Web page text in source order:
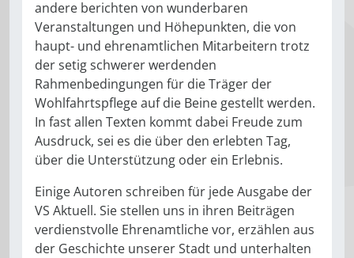
andere berichten von wunderbaren
Veranstaltungen und Höhepunkten, die von
haupt- und ehrenamtlichen Mitarbeitern trotz
der setig schwerer werdenden
Rahmenbedingungen für die Träger der
Wohlfahrtspflege auf die Beine gestellt werden.
In fast allen Texten kommt dabei Freude zum
Ausdruck, sei es die über den erlebten Tag,
über die Unterstützung oder ein Erlebnis.
Einige Autoren schreiben für jede Ausgabe der
VS Aktuell. Sie stellen uns in ihren Beiträgen
verdienstvolle Ehrenamtliche vor, erzählen aus
der Geschichte unserer Stadt und unterhalten